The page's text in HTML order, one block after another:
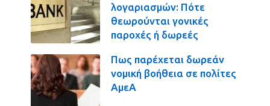
λογαριασμών: Πότε
θεωρούνται γονικές
παροχές ή δωρεές
Πως παρέχεται δωρεάν
νομική βοήθεια σε πολίτες
ΑμεΑ